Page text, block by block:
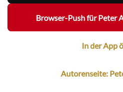
Browser-Push für Peter
In der App
Autorenseite: